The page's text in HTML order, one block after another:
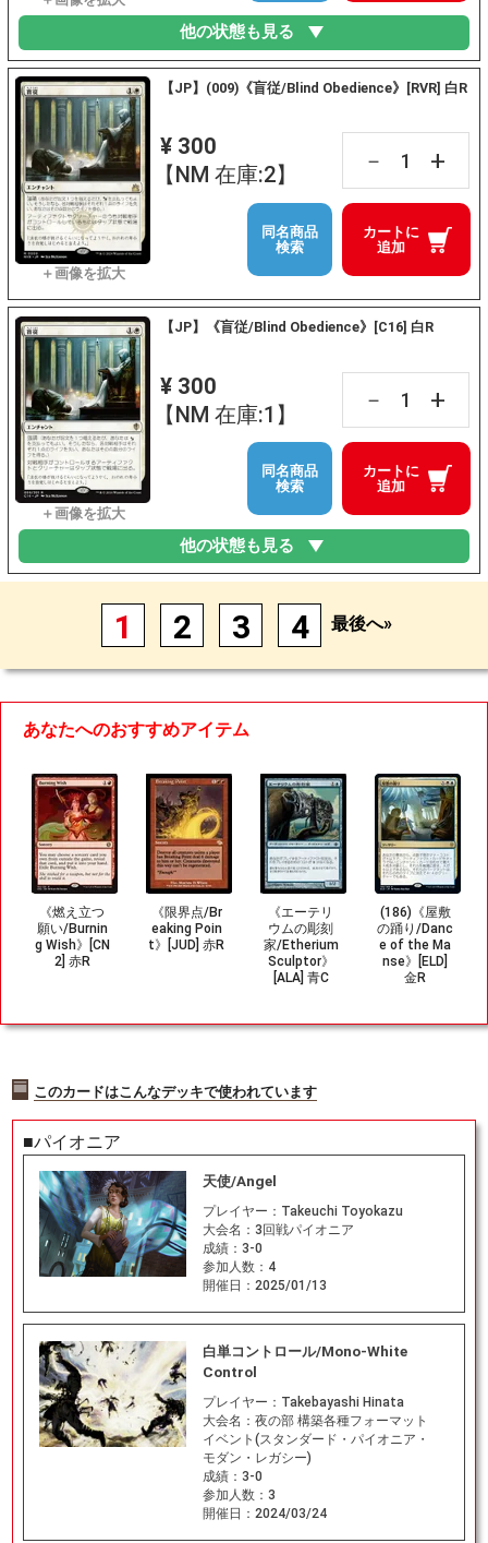
他の状態も見る
【JP】(009)《盲従/Blind Obedience》[RVR] 白R
¥ 300
【NM 在庫:2】
－ +
カートに
追加
同名商品
検索
【JP】《盲従/Blind Obedience》[C16] 白R
¥ 300
【NM 在庫:1】
－ +
カートに
追加
同名商品
検索
他の状態も見る
1 2 3 4 最後へ»
あなたへのおすすめアイテム
《燃え立つ
願い/Burnin
g Wish》[CN
2] 赤R
《限界点/Br
eaking Poin
t》[JUD] 赤R
《エーテリ
ウムの彫刻
家/Etherium
Sculptor》
[ALA] 青C
(186)《屋敷
の踊り/Danc
e of the Ma
nse》[ELD]
金R
このカードはこんなデッキで使われています
■パイオニア
天使/Angel
プレイヤー： Takeuchi Toyokazu
大会名： 3回戦パイオニア
成績： 3-0
参加人数： 4
開催日： 2025/01/13
白単コントロール/Mono-White
Control
プレイヤー： Takebayashi Hinata
大会名： 夜の部 構築各種フォーマット
イベント(スタンダード・パイオニア・
モダン・レガシー)
成績： 3-0
参加人数： 3
開催日： 2024/03/24